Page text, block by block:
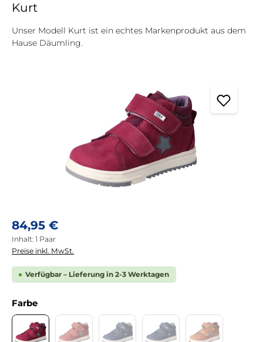
Kurt
Unser Modell Kurt ist ein echtes Markenprodukt aus dem
Hause Däumling.
Regulärer Preis:
84,95 €
Inhalt: 1 Paar
Preise inkl. MwSt.
Verfügbar – Lieferung in 2-3 Werktagen
Farbeauswählen